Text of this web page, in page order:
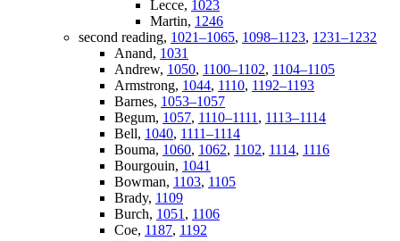
Lecce, 1023
Martin, 1246
second reading, 1021–1065, 1098–1123, 1231–1232
Anand, 1031
Andrew, 1050, 1100–1102, 1104–1105
Armstrong, 1044, 1110, 1192–1193
Barnes, 1053–1057
Begum, 1057, 1110–1111 , 1113–1114
Bell, 1040, 1111–1114
Bouma, 1060, 1062, 1102, 1114, 1116
Bourgouin, 1041
Bowman, 1103, 1105
Brady, 1109
Burch, 1051 , 1106
Coe, 1187, 1192